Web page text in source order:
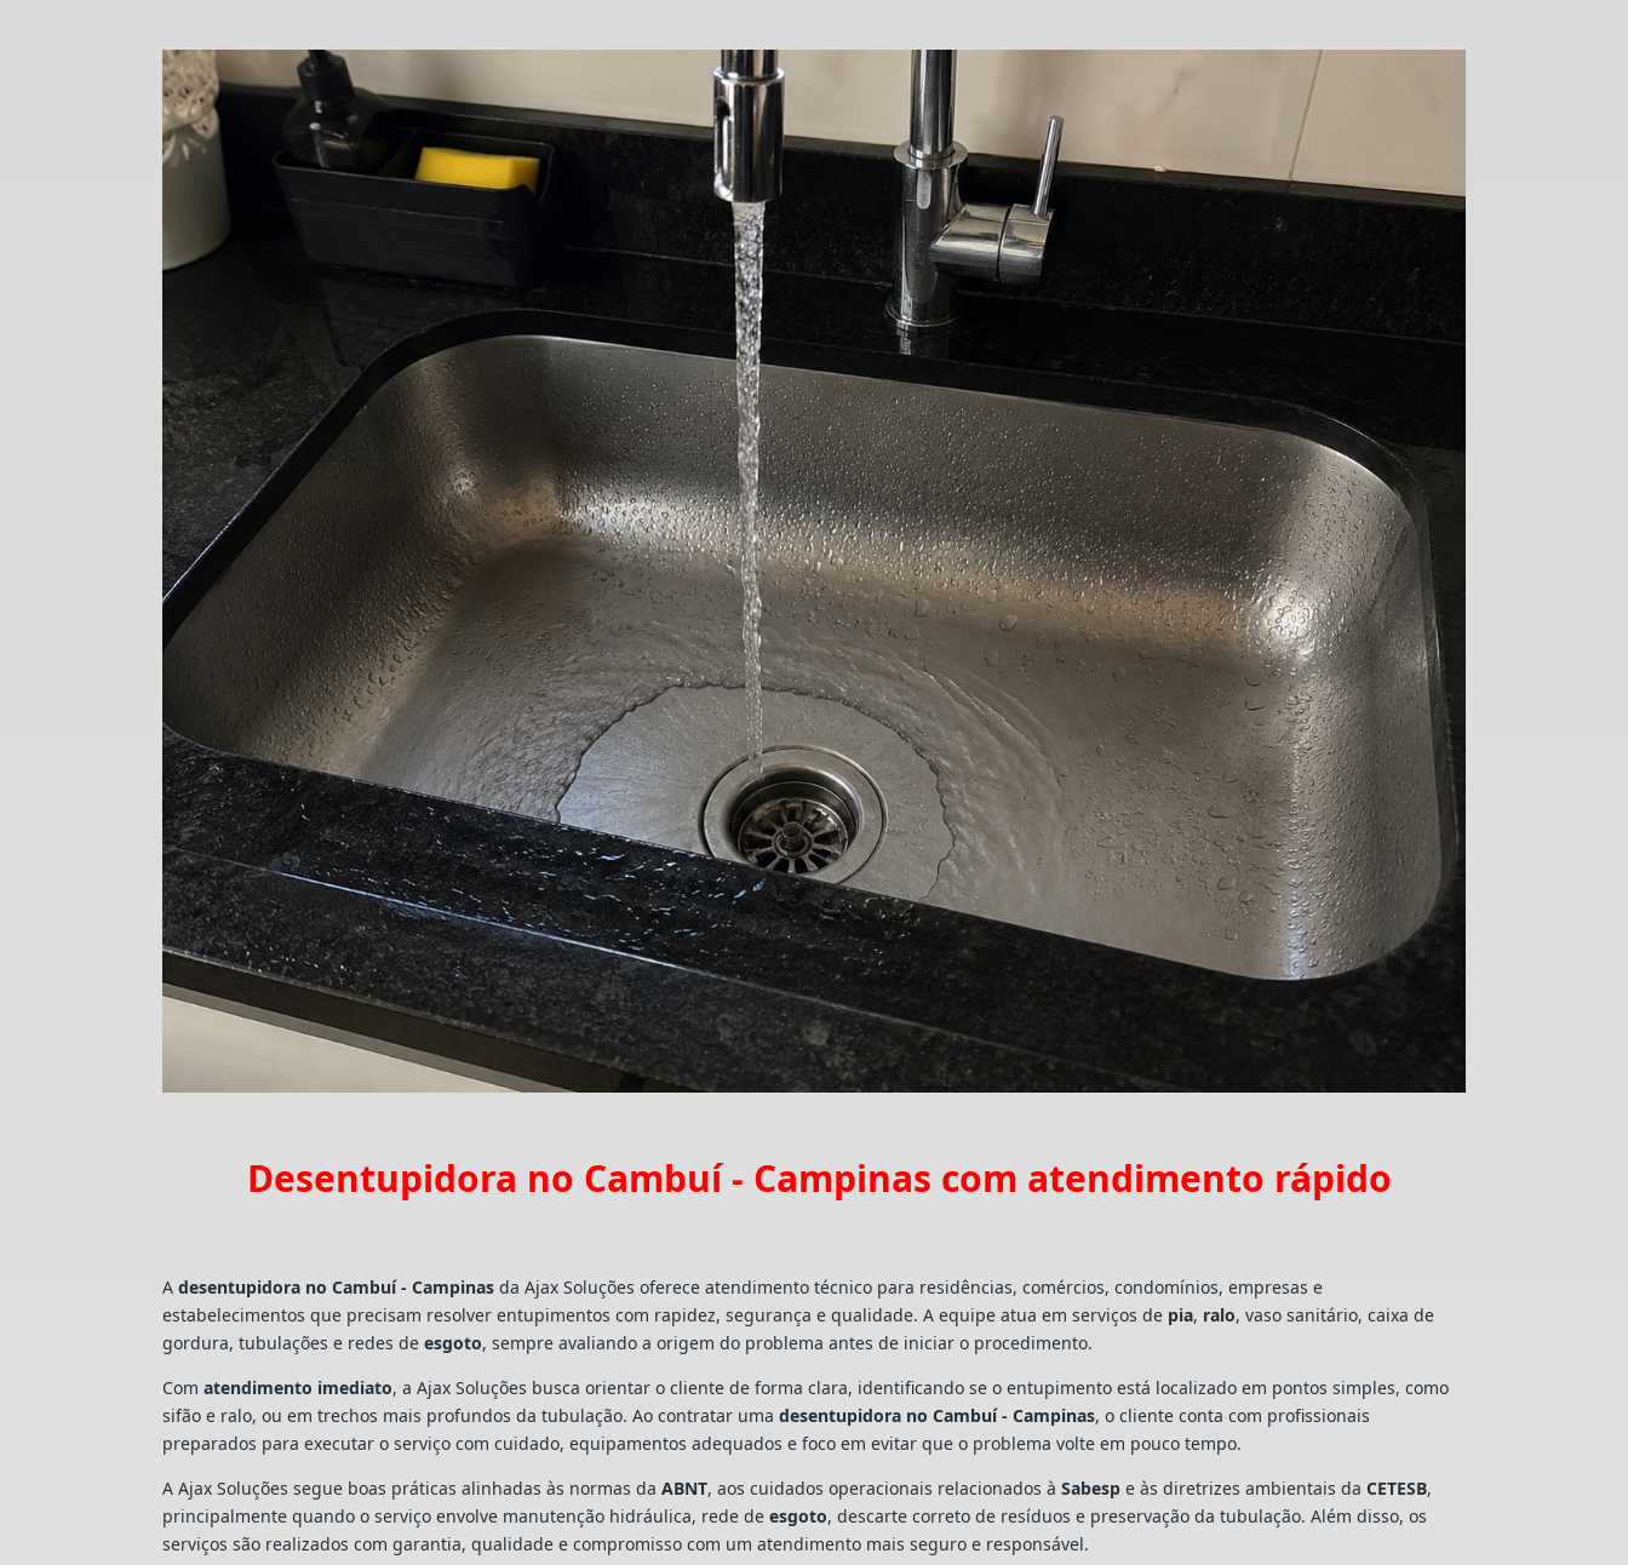
Desentupidora no Cambuí - Campinas com atendimento rápido
Adesentupidora no Cambuí - Campinas da Ajax Soluções oferece atendimento técnico para residências, comércios, condomínios, empresas e
estabelecimentos que precisam resolver entupimentos com rapidez, segurança e qualidade. A equipe atua em serviços de pia, ralo, vaso sanitário, caixa de
gordura, tubulações e redes deesgoto, sempre avaliando a origem do problema antes de iniciar o procedimento.
Comatendimento imediato, a Ajax Soluções busca orientar o cliente de forma clara, identificando se o entupimento está localizado em pontos simples, como
sifão e ralo, ou em trechos mais profundos da tubulação. Ao contratar umadesentupidora no Cambuí - Campinas, o cliente conta com profissionais
preparados para executar o serviço com cuidado, equipamentos adequados e foco em evitar que o problema volte em pouco tempo.
A Ajax Soluções segue boas práticas alinhadas às normas daABNT, aos cuidados operacionais relacionados àSabesp e às diretrizes ambientais daCETESB,
principalmente quando o serviço envolve manutenção hidráulica, rede deesgoto, descarte correto de resíduos e preservação da tubulação. Além disso, os
serviços são realizados com garantia, qualidade e compromisso com um atendimento mais seguro e responsável.